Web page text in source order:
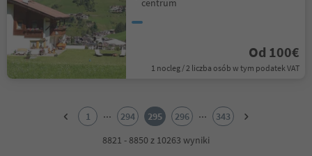
centrum
Od 100€
1 nocleg / 2 liczba osób w tym podatek VAT
1 ... 294 295 296 ...
343
8821 - 8850 z 10263 wyniki